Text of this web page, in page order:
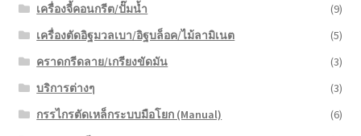
เครื่องจี้คอนกรีต/ปั๊มน้ำ
(9)
เครื่องตัดอิฐมวลเบา/อิฐบล็อค/ไม้ลามิเนต
(5)
คราดกรีดลาย/เกรียงขัดมัน
(3)
บริการต่างๆ
(3)
กรรไกรตัดเหล็กระบบมือโยก (Manual)
(6)